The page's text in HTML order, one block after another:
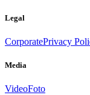
Legal
CorporatePrivacy
Media
VideoFoto